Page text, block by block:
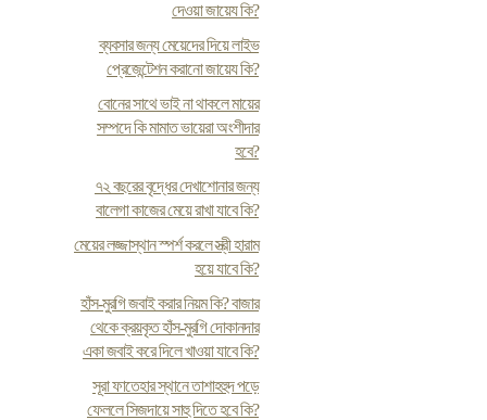
দেওয়া জায়েয কি?
ব্যবসার জন্য মেয়েদের দিয়ে লাইভ
প্রেজেন্টেশন করানো জায়েয কি?
বোনের সাথে ভাই না থাকলে মায়ের
সম্পদে কি মামাত ভায়েরা অংশীদার
হবে?
৭২ বছরের বৃদ্ধের দেখাশোনার জন্য
বালেগা কাজের মেয়ে রাখা যাবে কি?
মেয়ের লজ্জাস্থান স্পর্শ করলে স্ত্রী হারাম
হয়ে যাবে কি?
হাঁস-মুরগি জবাই করার নিয়ম কি? বাজার
থেকে ক্রয়কৃত হাঁস-মুরগি দোকানদার
একা জবাই করে দিলে খাওয়া যাবে কি?
সূরা ফাতেহার স্থানে তাশাহহুদ পড়ে
ফেললে সিজদায়ে সাহু দিতে হবে কি?